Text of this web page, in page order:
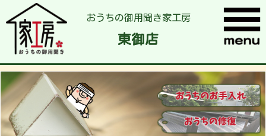
おうちの御用聞き家工房
東御店